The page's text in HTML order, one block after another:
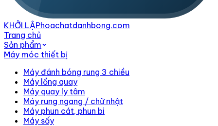
KHỞI LẬPhoachatdanhbong.com
Trang chủ
Sản phẩm
Máy móc thiết bị
Máy đánh bóng rung 3 chiều
Máy lồng quay
Máy quay ly tâm
Máy rung ngang / chữ nhật
Máy phun cát, phun bi
Máy sấy